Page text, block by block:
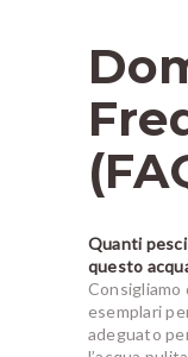
Quanti
questo
Consigliamo
esemplari
adeguato